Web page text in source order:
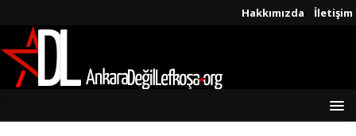
Hakkımızda İletişim